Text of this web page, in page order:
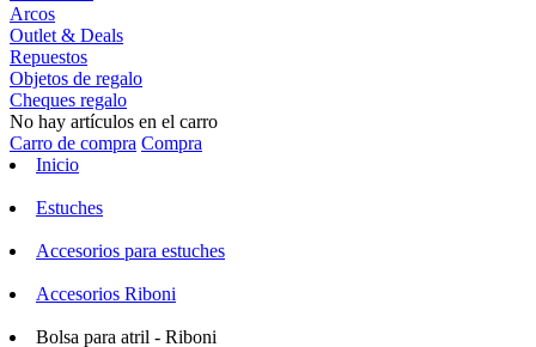
Arcos
Outlet & Deals
Repuestos
Objetos de regalo
Cheques regalo
No hay artículos en el carro
Carro de compra Compra
Inicio
Estuches
Accesorios para estuches
Accesorios Riboni
Bolsa para atril - Riboni